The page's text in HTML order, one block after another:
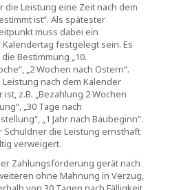
die Leistung eine Zeit nach dem
ist“. Als spätester
muss dabei ein
festgelegt sein. Es
Bestimmung „10.
„2 Wochen nach Ostern“.
Leistung nach dem Kalender
z.B. „Bezahlung 2 Wochen
„30 Tage nach
„1 Jahr nach Baubeginn“.
Schuldner die Leistung ernsthaft
verweigert.
Zahlungsforderung gerät nach
ohne Mahnung in Verzug,